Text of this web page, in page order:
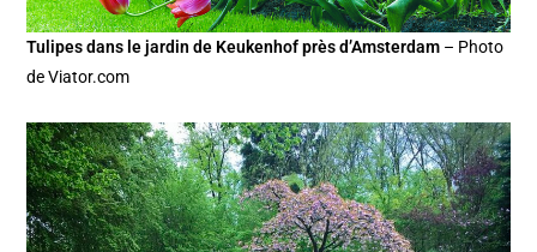
Tulipes dans le jardin de Keukenhof près d’Amsterdam – Photo
de Viator.com